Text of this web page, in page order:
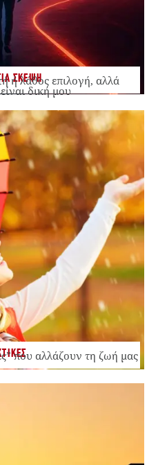
ΣΚΕΨΗ
ή λάθος επιλογή, αλλά
δική μου
που αλλάζουν τη ζωή μας